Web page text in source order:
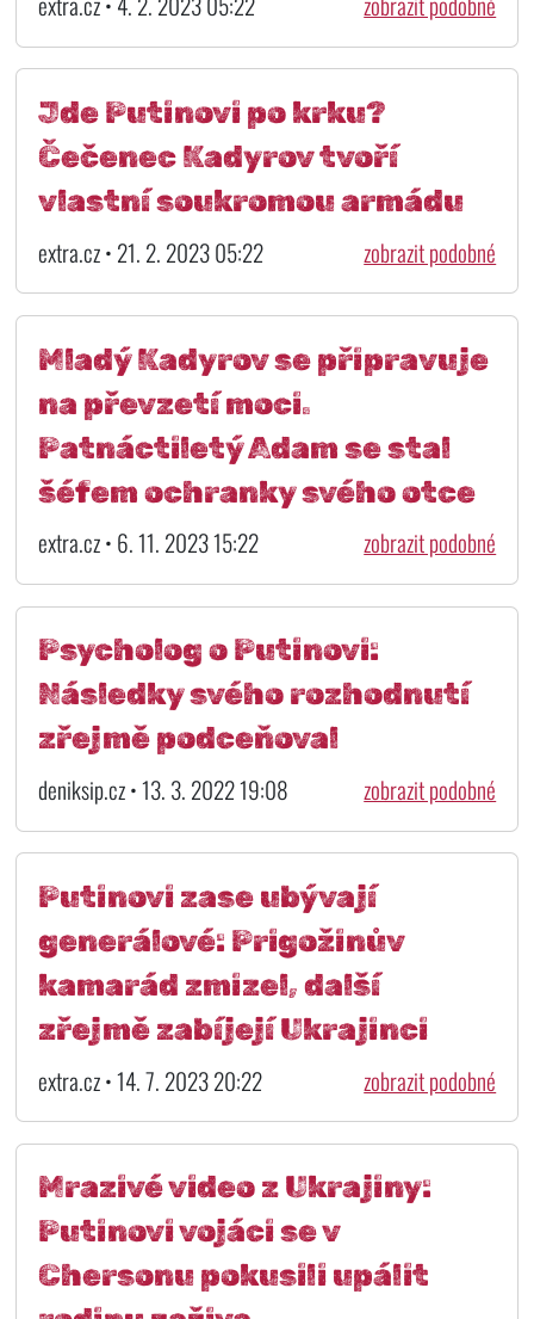
Jde Putinovi po krku?
Čečenec Kadyrov tvoří
vlastní soukromou armádu
extra.cz • 21. 2. 2023 05:22 zobrazit podobné
Mladý Kadyrov se připravuje
na převzetí moci.
Patnáctiletý Adam se stal
šéfem ochranky svého otce
extra.cz • 6. 11. 2023 15:22 zobrazit podobné
Psycholog o Putinovi:
Následky svého rozhodnutí
zřejmě podceňoval
deniksip.cz • 13. 3. 2022 19:08 zobrazit podobné
Putinovi zase ubývají
generálové: Prigožinův
kamarád zmizel, další
zřejmě zabíjejí Ukrajinci
extra.cz • 14. 7. 2023 20:22 zobrazit podobné
Mrazivé video z Ukrajiny:
Putinovi vojáci se v
Chersonu pokusili upálit